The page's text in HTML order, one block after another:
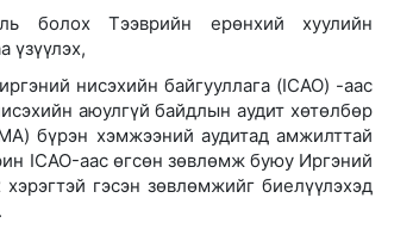
бэлтгэгчдийн замыг хааж байна
болох Тээврийн ерөнхий хуулийн
үзүүлэх,
нисэхийн байгууллага (ICAO) -аас
аюулгүй байдлын аудит хөтөлбөр
бүрэн хэмжээний аудитад амжилттай
ICAO-аас өгсөн зөвлөмж буюу Иргэний
гэсэн зөвлөмжийг биелүүлэхэд